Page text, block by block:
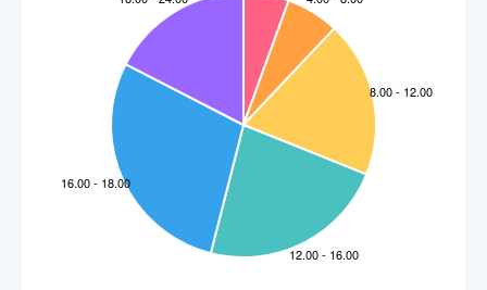
Življenje v času baroka in absolutizma je bilo težko. Na
življenje ljudi so vplivali različni dejavniki kot so: nalezljive
bolezni(v tistem času je bila zelo razširjena bolezen kuga,zato
so ljudi,ki so bili okuženi z njo naselili na svežem zraku in
pitni vodi in s tem preprečili širjenje bolezni),higiena,saj v
tistem času milo in voda nista bila v modi,lakota,saj so bila
mesta vedno bol naseljena. V tistem času ljudje niso poznali
higiene,saj so se ljudje umivali kar na dvoriščih ali pa v vežah.
Zardi epidemij bolezni je velik del meščanstva umrl. Število
umrlih se je večalo,rojenih pa zmanjšalo. Pa vendarle je
mestno   prebivalstvo   naraščalo,zaradi   priseljenih   ljudi   z
podeželja. Barok je tako kot absolutizem umetnostno obdobje.
Ravno umetnost,slikarstvo,kiparstvo in glasba so imeli v tem
obdobju velik pomen. Življenje ljudi v baroku pa je bilo precej
kratko. Skoraj četrtina ljudi je umrla preden je dočakala25 let.
Med absolutizmom  in barokom  pa  so  se  pojavljale  tudi
razlike.